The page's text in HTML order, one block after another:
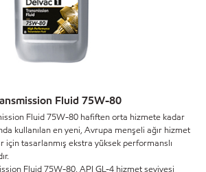
Fluid 75W-80
Fluid 75W-80 hafiften orta hizmete kadar
kullanılan en yeni, Avrupa menşeli ağır hizmet
için tasarlanmış ekstra yüksek performanslı
Fluid 75W-80, API GL-4 hizmet seviyesi